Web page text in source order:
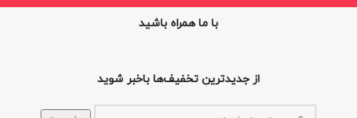
با ما همراه باشید
از جدیدترین تخفیف‌ها باخبر شوید